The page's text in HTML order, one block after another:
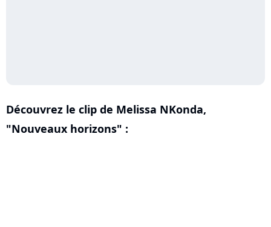
Découvrez le clip de Melissa NKonda,
"Nouveaux horizons" :